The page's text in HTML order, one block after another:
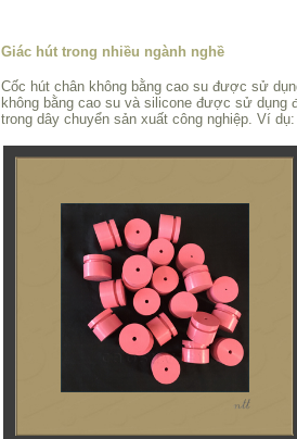
Giác hút trong nhiều ngành nghề
Cốc hút chân không bằng cao su được sử
không bằng cao su và silicone được sử dụng
trong dây chuyển sản xuất công nghiệp. Ví